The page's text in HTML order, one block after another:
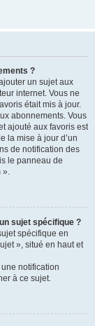
?
un sujet aux
internet. Vous ne
était mis à jour.
abonnements. Vous
ajouté aux favoris est
la mise à jour d’un
de notification des
le panneau de
».
sujet spécifique ?
spécifique en
», situé en haut et
notification
à ce sujet.